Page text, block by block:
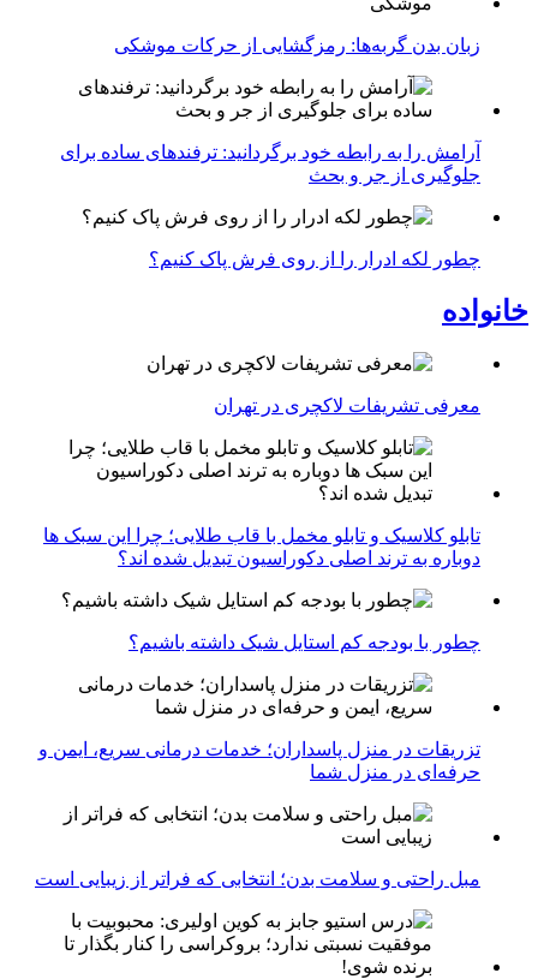
زبان بدن گربه‌ها: رمزگشایی از حرکات موشکی
آرامش را به رابطه خود برگردانید: ترفندهای ساده برای
جلوگیری از جر و بحث
چطور لکه ادرار را از روی فرش پاک کنیم؟
خانواده
معرفی تشریفات لاکچری در تهران
تابلو کلاسیک و تابلو مخمل با قاب طلایی؛ چرا این سبک ها
دوباره به ترند اصلی دکوراسیون تبدیل شده اند؟
چطور با بودجه کم استایل شیک داشته باشیم؟
تزریقات در منزل پاسداران؛ خدمات درمانی سریع، ایمن و
حرفه‌ای در منزل شما
مبل راحتی و سلامت بدن؛ انتخابی که فراتر از زیبایی است